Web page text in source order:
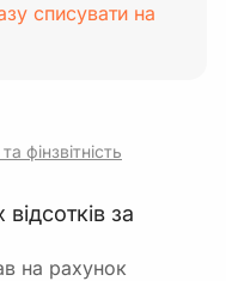
списувати на
фінзвітність
за
на рахунок